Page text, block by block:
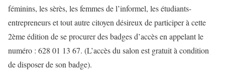
féminins, les sèrès, les femmes de l’informel, les étudiants-
entrepreneurs et tout autre citoyen désireux de participer à cette
2ème édition de se procurer des badges d’accès en appelant le
numéro : 628 01 13 67. (L’accès du salon est gratuit à condition
de disposer de son badge).